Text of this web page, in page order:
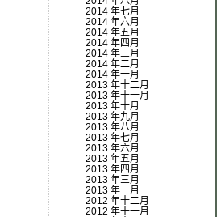
2014 年七月
2014 年六月
2014 年五月
2014 年四月
2014 年三月
2014 年二月
2014 年一月
2013 年十二月
2013 年十一月
2013 年十月
2013 年九月
2013 年八月
2013 年七月
2013 年六月
2013 年五月
2013 年四月
2013 年三月
2013 年一月
2012 年十二月
2012 年十一月